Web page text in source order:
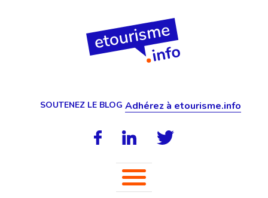
SOUTENEZ LE BLOG Adhérez à etourisme.info